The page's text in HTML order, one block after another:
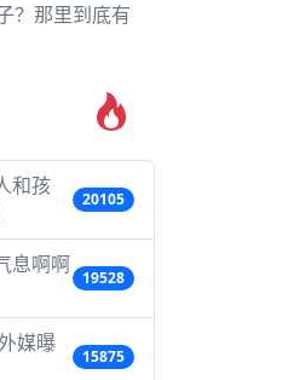
？那里到底有
和孩
20105
息啊啊
19528
媒曝
15875